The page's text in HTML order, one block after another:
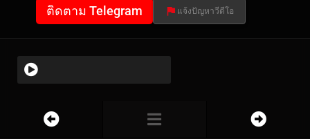
ติดตาม Telegram แจ้งปัญหาวีดีโอ